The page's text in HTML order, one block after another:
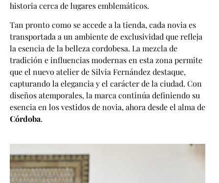
historia cerca de lugares emblemáticos.
Tan pronto como se accede a la tienda, cada novia es
transportada a un ambiente de exclusividad que refleja
la esencia de la belleza cordobesa. La mezcla de
tradición e influencias modernas en esta zona permite
que el nuevo atelier de Silvia Fernández destaque,
capturando la elegancia y el carácter de la ciudad. Con
diseños atemporales, la marca continúa definiendo su
esencia en losvestidos de novia, ahora desde el alma de
Córdoba.